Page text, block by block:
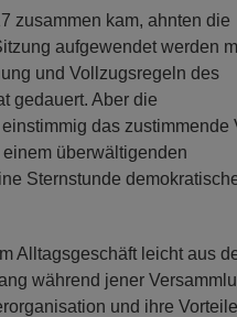
zusammen kam, ahnten die
aufgewendet werden
und Vollzugsregeln des
gedauert. Aber die
das zustimmende
überwältigenden
Sternstunde
Alltagsgeschäft leicht aus
während jener
und ihre Vorteile